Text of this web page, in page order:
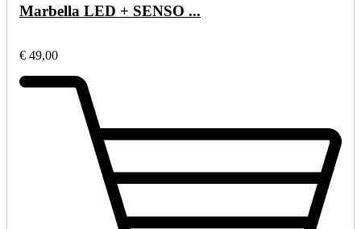
Marbella LED + SENSO ...
€ 49,00